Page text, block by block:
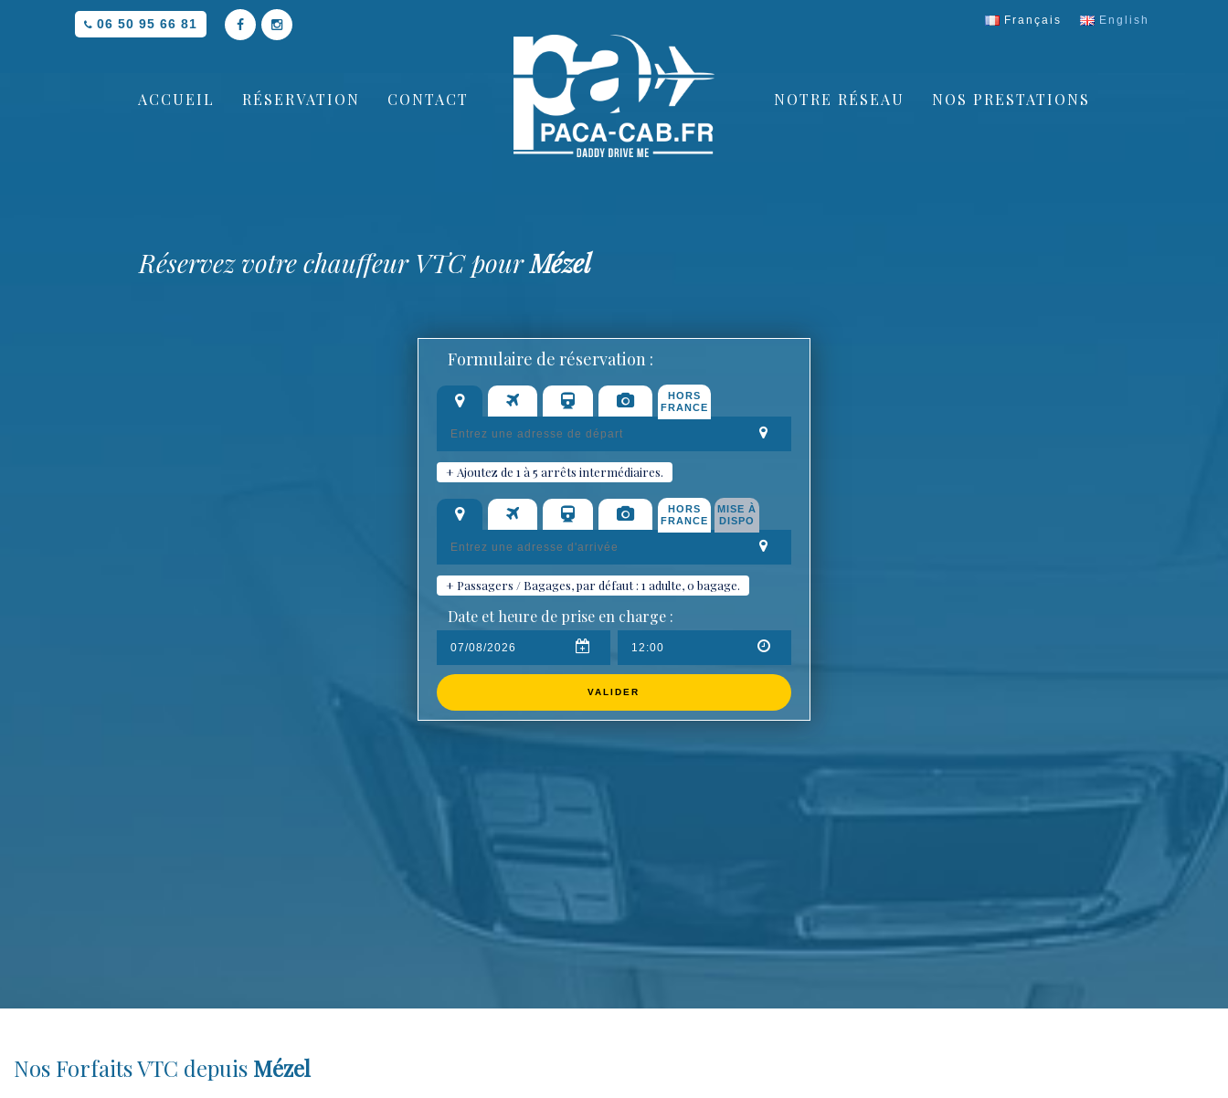
06 50 95 66 81 Français English
ACCUEIL RÉSERVATION CONTACT NOTRE RÉSEAU NOS PRESTATIONS
Réservez votre chauffeur VTC pourMézel
Formulaire de réservation :
HORS
FRANCE
+ Ajoutez de 1 à 5 arrêts intermédiaires.
HORS
FRANCE
MISE À
DISPO
+ Passagers / Bagages, par défaut : 1 adulte, 0 bagage.
Date et heure de prise en charge :
VALIDER
Nos Forfaits VTC depuis Mézel